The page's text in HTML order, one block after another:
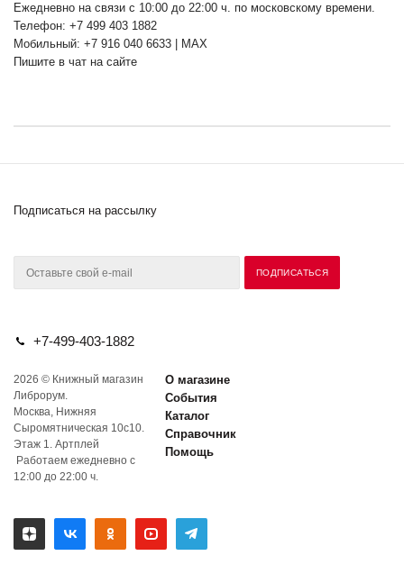
Ежедневно на связи с 10:00 до 22:00 ч. по московскому времени.
Телефон: +7 499 403 1882
Мобильный: +7 916 040 6633 | MAX
Пишите в чат на сайте
Подписаться на рассылку
+7-499-403-1882
2026 © Книжный магазин
Либрорум.
Москва, Нижняя
Сыромятническая 10с10.
Этаж 1. Артплей
Работаем ежедневно с
12:00 до 22:00 ч.
О магазине
События
Каталог
Справочник
Помощь